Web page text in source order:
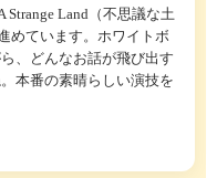
Land（不思議な土
めています。ホワイトボ
、どんなお話が飛び出す
本番の素晴らしい演技を